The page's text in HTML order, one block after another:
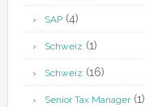
SAP(4)
Schweiz (1)
Schweiz (16)
Senior Tax Manager(1)